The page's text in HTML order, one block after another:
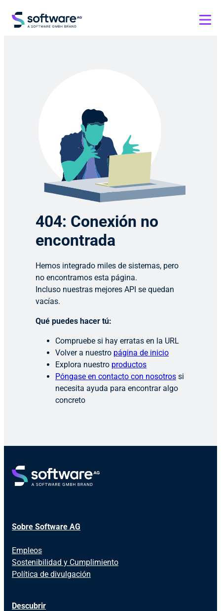
404: Conexión no
encontrada
Hemos integrado miles de sistemas, pero
no encontramos esta página.
Incluso nuestras mejores API se quedan
vacías.
Qué puedes hacer tú:
Compruebe si hay erratas en la URL
Volver a nuestro página de inicio
Explora nuestro productos
Póngase en contacto con nosotros si
necesita ayuda para encontrar algo
concreto
Sobre Software AG
Empleos
Sostenibilidad y Cumplimiento
Política de divulgación
Descubrir